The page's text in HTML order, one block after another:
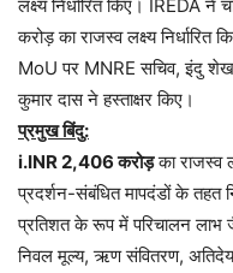
लक्ष्य निर्धारित किए। IREDA
करोड़ का राजस्व लक्ष्य निर्धारित
MoU पर MNRE सचिव, इंदु
कुमार दास ने हस्ताक्षर किए।
प्रमुख बिंदु:
i.INR 2,406 करोड़का राजस्व
प्रदर्शन-संबंधित मापदंडों के तहत
प्रतिशत के रूप में परिचालन
निवल मूल्य, ऋण संवितरण,